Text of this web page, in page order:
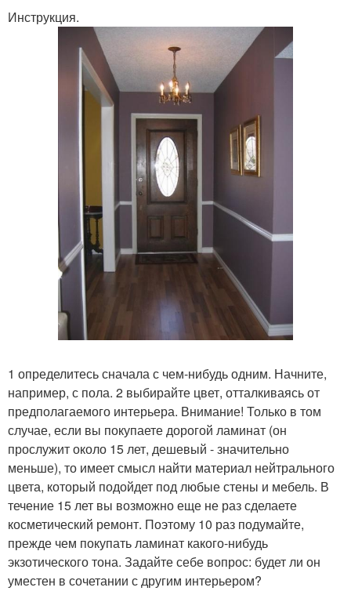
Инструкция.
1 определитесь сначала с чем-нибудь одним. Начните,
например, с пола. 2 выбирайте цвет, отталкиваясь от
предполагаемого интерьера. Внимание! Только в том
случае, если вы покупаете дорогой ламинат (он
прослужит около 15 лет, дешевый - значительно
меньше), то имеет смысл найти материал нейтрального
цвета, который подойдет под любые стены и мебель. В
течение 15 лет вы возможно еще не раз сделаете
косметический ремонт. Поэтому 10 раз подумайте,
прежде чем покупать ламинат какого-нибудь
экзотического тона. Задайте себе вопрос: будет ли он
уместен в сочетании с другим интерьером?